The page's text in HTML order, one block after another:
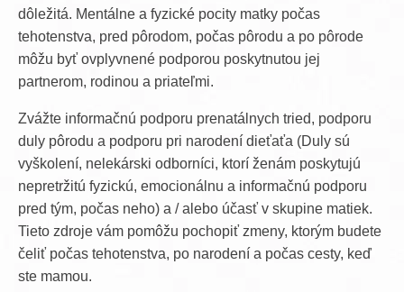
dôležitá. Mentálne a fyzické pocity matky počas
tehotenstva, pred pôrodom, počas pôrodu a po pôrode
môžu byť ovplyvnené podporou poskytnutou jej
partnerom, rodinou a priateľmi.
Zvážte informačnú podporu prenatálnych tried, podporu
duly pôrodu a podporu pri narodení dieťaťa (Duly sú
vyškolení, nelekárski odborníci, ktorí ženám poskytujú
nepretržitú fyzickú, emocionálnu a informačnú podporu
pred tým, počas neho) a / alebo účasť v skupine matiek.
Tieto zdroje vám pomôžu pochopiť zmeny, ktorým budete
čeliť počas tehotenstva, po narodení a počas cesty, keď
ste mamou.